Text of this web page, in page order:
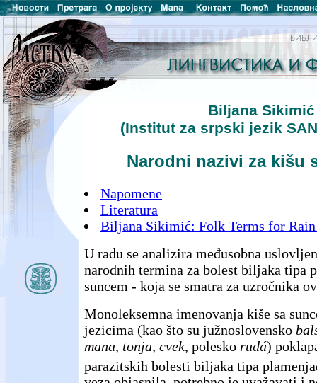
Biljana Sikimić
(Institut za srpski jezik
Narodni nazivi za kišu
Napomene
Literatura
Biljana Sikimić: Folk Terms for
U radu se analizira međusobna
narodnih termina za bolest biljaka tipa
suncem - koja se smatra za uzročnika
Monoleksemna imenovanja kiše sa
jezicima (kao što su južnoslovensko
mana, tonja, cvek, polesko rudá)
parazitskih bolesti biljaka tipa